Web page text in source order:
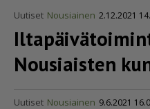
Uutiset Nousiainen 2.12.2021
Nousiaisten
Uutiset Nousiainen 9.6.2021